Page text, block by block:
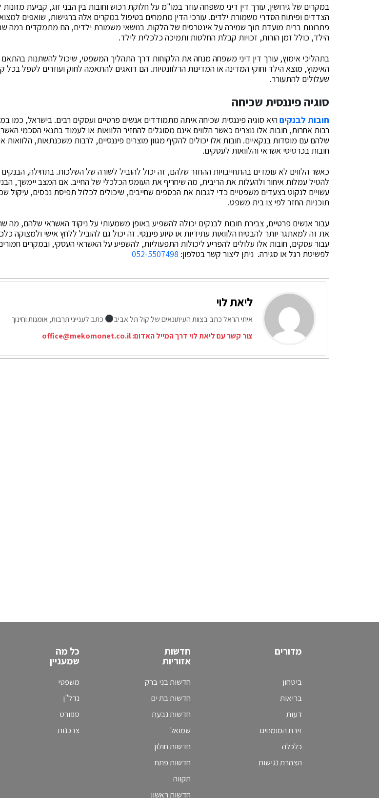
במקרים של גירושין, עורך דין דיני משפחה עוזר במו"מ על חלוקת רכוש וחובות בין הבני זוג, קביעת
הצדדים ופיתוח הסדרי משמורת ילדים. עורכי הדין מתמחים בטיפול במקרים אלה ברגישות, שואפים
פתרונות ברית מועדת תוך שמירה על אינטרסים של הלקוח. בנושאי משמורת ילדים, הם מתמקדים במה
הילד, כולל זמן הורות, זכויות קבלת החלטות ותמיכה כלכלית לילד.
בתהליכי אימוץ, עורך דין דיני משפחה מנחה את הלקוחות דרך התהליך המשפטי, שיכול להשתנות בהתאם
האימוץ, מוצא הילד וחוקי המדינה או המדינות הרלוונטיות. הם דואגים להתאמה לחוק ועוזרים לטפל בכל
שעלולים להתעורר.
סוגיה פיננסית שכיחה
חובות לבנקיםהיא סוגיה פיננסית שכיחה איתה מתמודדים אנשים פרטיים ועסקים רבים. בישראל, כמו
רבות אחרות, חובות אלו נוצרים כאשר הלווים אינם מסוגלים להחזיר הלוואות או לעמוד בתנאי הסכמי
שלהם עם מוסדות בנקאיים. חובות אלו יכולים להקיף מגוון מוצרים פיננסיים, לרבות משכנתאות, הלוואות
חובות בכרטיסי אשראי והלוואות לעסקים.
כאשר הלווים לא עומדים בהתחייבויות ההחזר שלהם, זה יכול להוביל לשורה של השלכות. בתחילה, הבנקים
להטיל עמלות איחור ולהעלות את הריבית, מה שיחריף את העומס הכלכלי של החייב. אם המצב יימשך,
עשויים לנקוט בצעדים משפטיים כדי לגבות את הכספים שחייבים, שיכולים לכלול תפיסת נכסים, עיקול
תוכניות החזר לפי צו בית משפט.
עבור אנשים פרטיים, צבירת חובות לבנקים יכולה להשפיע באופן משמעותי על ניקוד האשראי שלהם, מה
את זה למאתגר יותר להבטיח הלוואות עתידיות או סיוע פיננסי. זה יכול גם להוביל ללחץ אישי ולמצוקה
עבור עסקים, חובות אלו עלולים להפריע ליכולות התפעוליות, להשפיע על האשראי העסקי, ובמקרים
לפשיטת רגל או סגירה. ניתן ליצור קשר בטלפון: 052-5507498
ליאת לוי
איתי הראל כתב בצוות העיתונאים של קול תל אביב
כתב לענייני תרבות, אומנות וחינוך
צור קשר עם ליאת לוי דרך המייל האדום:office@mekomonet.co.il
מדורים
ביטחון
בריאות
דעות
זירת המומחים
כלכלה
הצהרת נגישות
חדשות
אזוריות
חדשות בני ברק
חדשות בת ים
חדשות גבעת
שמואל
חדשות חולון
חדשות פתח
תקווה
חדשות ראשון
כל מה
שמעניין
משפטי
נדל"ן
ספורט
צרכנות